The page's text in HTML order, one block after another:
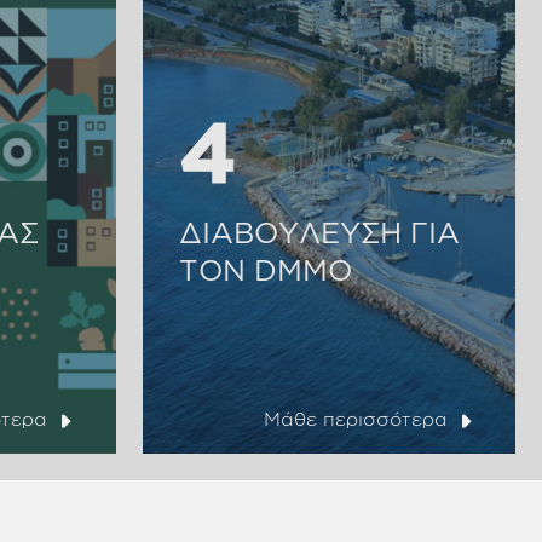
4
4
ΔΙΑΒΟΥΛΕΥΣΗ ΓΙΑ
ΤΟΝ DMMO
Μάθε περισσότερα